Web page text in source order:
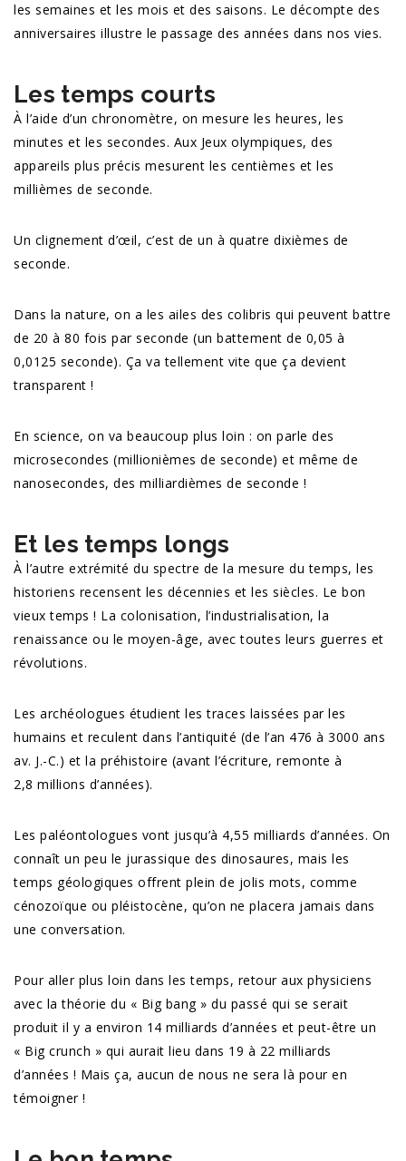
les semaines et les mois et des saisons. Le décompte des
anniversaires illustre le passage des années dans nos vies.
Les temps courts
À l’aide d’un chronomètre, on mesure les heures, les
minutes et les secondes. Aux Jeux olympiques, des
appareils plus précis mesurent les centièmes et les
millièmes de seconde.
Un clignement d’œil, c’est de un à quatre dixièmes de
seconde.
Dans la nature, on a les ailes des colibris qui peuvent battre
de 20 à 80 fois par seconde (un battement de 0,05 à
0,0125 seconde). Ça va tellement vite que ça devient
transparent !
En science, on va beaucoup plus loin : on parle des
microsecondes (millionièmes de seconde) et même de
nanosecondes, des milliardièmes de seconde !
Et les temps longs
À l’autre extrémité du spectre de la mesure du temps, les
historiens recensent les décennies et les siècles. Le bon
vieux temps ! La colonisation, l’industrialisation, la
renaissance ou le moyen-âge, avec toutes leurs guerres et
révolutions.
Les archéologues étudient les traces laissées par les
humains et reculent dans l’antiquité (de l’an 476 à 3000 ans
av. J.-C.) et la préhistoire (avant l’écriture, remonte à
2,8 millions d’années).
Les paléontologues vont jusqu’à 4,55 milliards d’années. On
connaît un peu le jurassique des dinosaures, mais les
temps géologiques offrent plein de jolis mots, comme
cénozoïque ou pléistocène, qu’on ne placera jamais dans
une conversation.
Pour aller plus loin dans les temps, retour aux physiciens
avec la théorie du « Big bang » du passé qui se serait
produit il y a environ 14 milliards d’années et peut-être un
« Big crunch » qui aurait lieu dans 19 à 22 milliards
d’années ! Mais ça, aucun de nous ne sera là pour en
témoigner !